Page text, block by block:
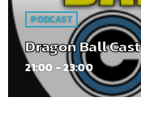
PODCAST
Dragon Ball Cast
21:00 - 23:00